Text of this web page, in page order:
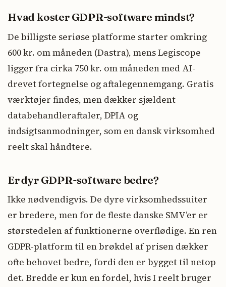
Hvad koster GDPR-software mindst?
De billigste seriøse platforme starter omkring
600 kr. om måneden (Dastra), mens Legiscope
ligger fra cirka 750 kr. om måneden med AI-
drevet fortegnelse og aftalegennemgang. Gratis
værktøjer findes, men dækker sjældent
databehandleraftaler, DPIA og
indsigtsanmodninger, som en dansk virksomhed
reelt skal håndtere.
Er dyr GDPR-software bedre?
Ikke nødvendigvis. De dyre virksomhedssuiter
er bredere, men for de fleste danske SMV’er er
størstedelen af funktionerne overflødige. En ren
GDPR-platform til en brøkdel af prisen dækker
ofte behovet bedre, fordi den er bygget til netop
det. Bredde er kun en fordel, hvis I reelt bruger